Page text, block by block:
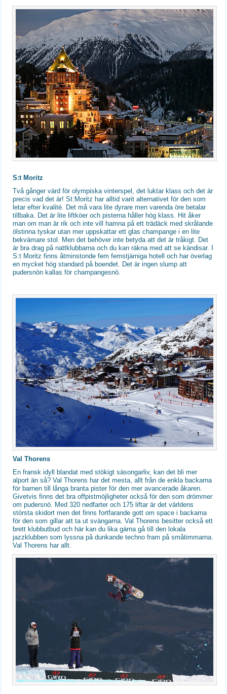
S:t Moritz
Två gånger värd för olympiska vinterspel, det luktar klass och det är
precis vad det är! St:Moritz har alltid varit alternativet för den som
letar efter kvalité. Det må vara lite dyrare men varenda öre betalar
tillbaka. Det är lite liftköer och pisterna håller hög klass. Hit åker
man om man är rik och inte vill hamna på ett trädäck med skrålande
ölstinna tyskar utan mer uppskattar ett glas champange i en lite
bekvämare stol. Men det behöver inte betyda att det är tråkigt. Det
är bra drag på nattklubbarna och du kan räkna med att se kändisar. I
S:t Moritz finns åtminstonde fem femstjärniga hotell och har överlag
en mycket hög standard på boendet. Det är ingen slump att
pudersnön kallas för champangesnö.
Val Thorens
En fransk idyll blandat med stökigt säsongarliv, kan det bli mer
alport än så? Val Thorens har det mesta, allt från de enkla backarna
för barnen till långa branta pister för den mer avancerade åkaren.
Givetvis finns det bra offpistmöjligheter också för den som drömmer
om pudersnö. Med 320 nedfarter och 175 liftar är det världens
största skidort men det finns fortfarande gott om space i backarna
för den som gillar att ta ut svängarna. Val Thorens besitter också ett
brett klubbutbud och här kan du lika gärna gå till den lokala
jazzklubben som lyssna på dunkande techno fram på småtimmarna.
Val Thorens har allt.